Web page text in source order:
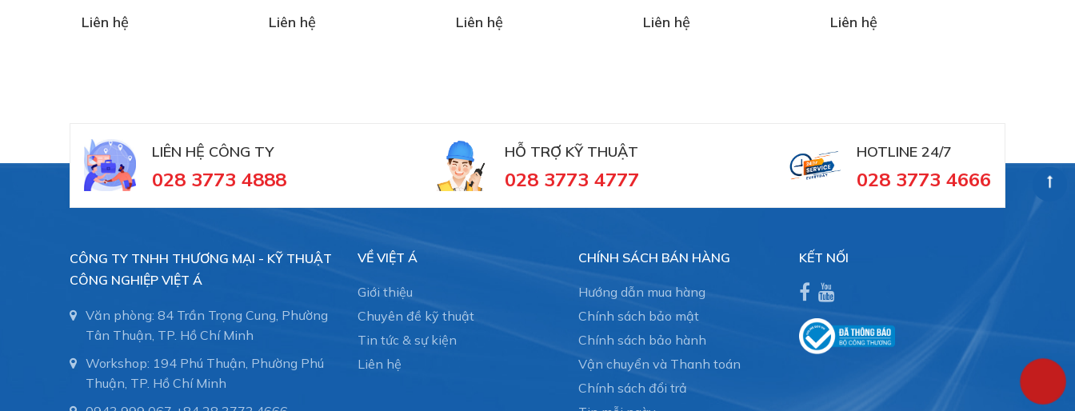
hút chân không Schmalz
Liên hệ Liên hệ Liên hệ Liên hệ Liên hệ
LIÊN HỆ CÔNG TY
028 3773 4888
HỖ TRỢ KỸ THUẬT
028 3773 4777
HOTLINE 24/7
028 3773 4666
CÔNG TY TNHH THƯƠNG MẠI - KỸ THUẬT
CÔNG NGHIỆP VIỆT Á
Văn phòng: 84 Trần Trọng Cung, Phường
Tân Thuận, TP. Hồ Chí Minh
Workshop: 194 Phú Thuận, Phường Phú
Thuận, TP. Hồ Chí Minh
VỀ VIỆT Á
Giới thiệu
Chuyên đề kỹ thuật
Tin tức & sự kiện
Liên hệ
CHÍNH SÁCH BÁN HÀNG
Hướng dẫn mua hàng
Chính sách bảo mật
Chính sách bảo hành
Vận chuyển và Thanh toán
Chính sách đổi trả
KẾT NỐI